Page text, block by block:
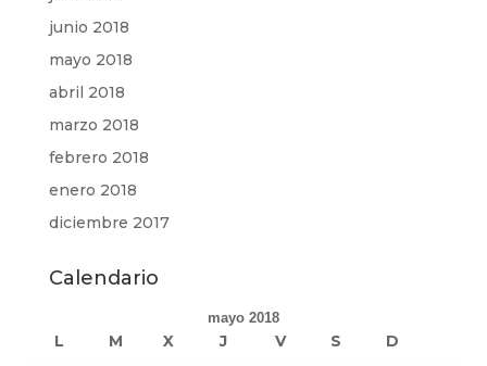
junio 2018
mayo 2018
abril 2018
marzo 2018
febrero 2018
enero 2018
diciembre 2017
Calendario
mayo 2018
L M X J V S
D